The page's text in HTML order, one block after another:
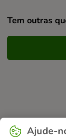
Tem outras
Ajude-